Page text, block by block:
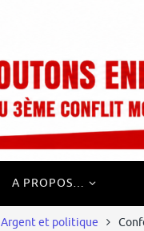
A PROPOS…
Argent et politique